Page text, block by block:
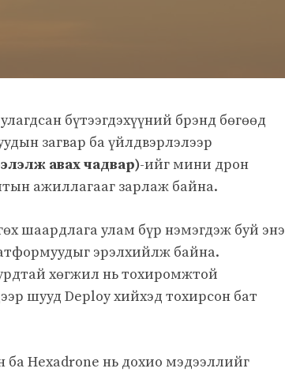
бүтээгдэхүүний брэнд бөгөөд
загвар ба үйлдвэрлэлээр
авах чадвар)-ийг мини дрон
ажиллагааг зарлаж байна.
шаардлага улам бүр нэмэгдэж буй энэ
эрэлхийлж байна.
хөгжил нь тохиромжтой
шууд Deploy хийхэд тохирсон бат
ба Hexadrone нь дохио мэдээллийг